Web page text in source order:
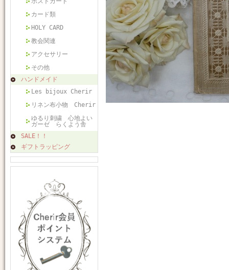
カード類
HOLY CARD
教会関連
アクセサリー
その他
ハンドメイド
Les bijoux Cherir
リネン布小物 Cherir
ゆるり刺繍 心地よい
ガーゼ らくよう舎
SALE！！
ギフトラッピング